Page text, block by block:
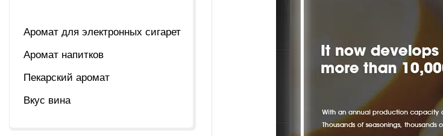
Аромат для электронных сигарет
Аромат напитков
Пекарский аромат
Вкус вина